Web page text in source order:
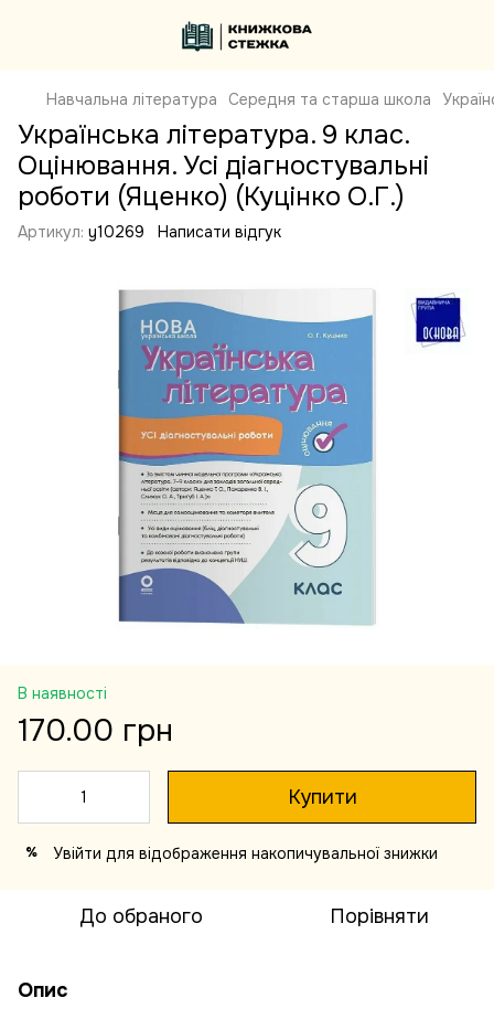
Навчальна література Середня та старша школа
Українська література. 9 клас.
Оцінювання. Усі діагностувальні
роботи (Яценко) (Куцінко О.Г.)
Артикул: y10269 Написати відгук
В наявності
170.00 грн
Купити
% Увійти для відображення накопичувальної знижки
До обраного Порівняти
Опис